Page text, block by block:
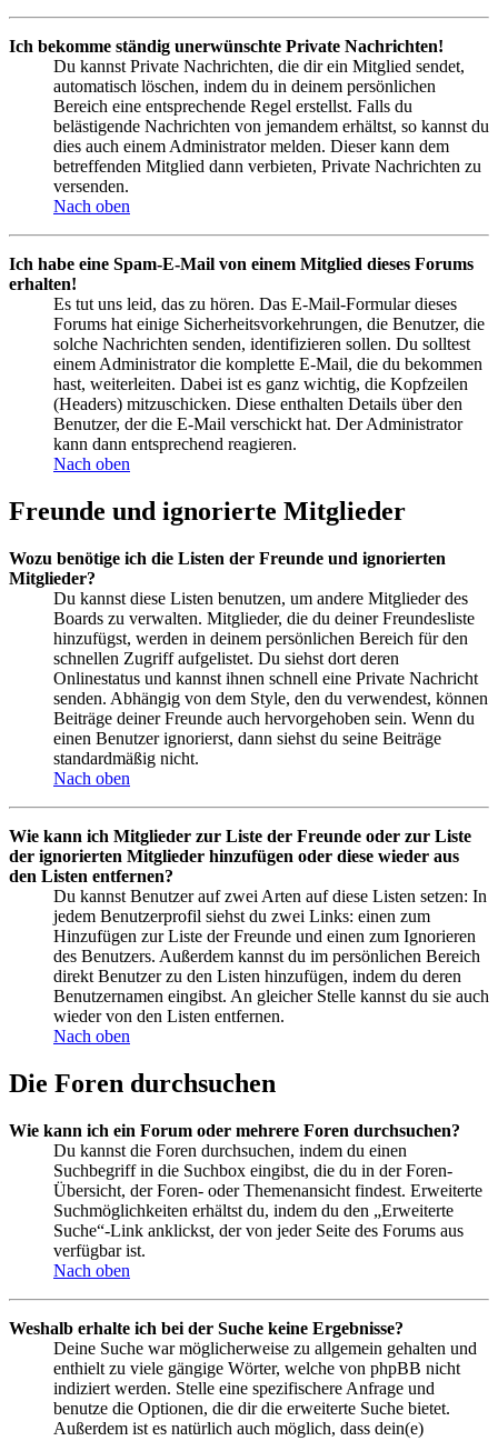
Ich bekomme ständig unerwünschte Private Nachrichten!
Du kannst Private Nachrichten, die dir ein Mitglied sendet,
automatisch löschen, indem du in deinem persönlichen
Bereich eine entsprechende Regel erstellst. Falls du
belästigende Nachrichten von jemandem erhältst, so kannst du
dies auch einem Administrator melden. Dieser kann dem
betreffenden Mitglied dann verbieten, Private Nachrichten zu
versenden.
Nach oben
Ich habe eine Spam-E-Mail von einem Mitglied dieses Forums
erhalten!
Es tut uns leid, das zu hören. Das E-Mail-Formular dieses
Forums hat einige Sicherheitsvorkehrungen, die Benutzer, die
solche Nachrichten senden, identifizieren sollen. Du solltest
einem Administrator die komplette E-Mail, die du bekommen
hast, weiterleiten. Dabei ist es ganz wichtig, die Kopfzeilen
(Headers) mitzuschicken. Diese enthalten Details über den
Benutzer, der die E-Mail verschickt hat. Der Administrator
kann dann entsprechend reagieren.
Nach oben
Freunde und ignorierte Mitglieder
Wozu benötige ich die Listen der Freunde und ignorierten
Mitglieder?
Du kannst diese Listen benutzen, um andere Mitglieder des
Boards zu verwalten. Mitglieder, die du deiner Freundesliste
hinzufügst, werden in deinem persönlichen Bereich für den
schnellen Zugriff aufgelistet. Du siehst dort deren
Onlinestatus und kannst ihnen schnell eine Private Nachricht
senden. Abhängig von dem Style, den du verwendest, können
Beiträge deiner Freunde auch hervorgehoben sein. Wenn du
einen Benutzer ignorierst, dann siehst du seine Beiträge
standardmäßig nicht.
Nach oben
Wie kann ich Mitglieder zur Liste der Freunde oder zur Liste
der ignorierten Mitglieder hinzufügen oder diese wieder aus
den Listen entfernen?
Du kannst Benutzer auf zwei Arten auf diese Listen setzen: In
jedem Benutzerprofil siehst du zwei Links: einen zum
Hinzufügen zur Liste der Freunde und einen zum Ignorieren
des Benutzers. Außerdem kannst du im persönlichen Bereich
direkt Benutzer zu den Listen hinzufügen, indem du deren
Benutzernamen eingibst. An gleicher Stelle kannst du sie auch
wieder von den Listen entfernen.
Nach oben
Die Foren durchsuchen
Wie kann ich ein Forum oder mehrere Foren durchsuchen?
Du kannst die Foren durchsuchen, indem du einen
Suchbegriff in die Suchbox eingibst, die du in der Foren-
Übersicht, der Foren- oder Themenansicht findest. Erweiterte
Suchmöglichkeiten erhältst du, indem du den „Erweiterte
Suche“-Link anklickst, der von jeder Seite des Forums aus
verfügbar ist.
Nach oben
Weshalb erhalte ich bei der Suche keine Ergebnisse?
Deine Suche war möglicherweise zu allgemein gehalten und
enthielt zu viele gängige Wörter, welche von phpBB nicht
indiziert werden. Stelle eine spezifischere Anfrage und
benutze die Optionen, die dir die erweiterte Suche bietet.
Außerdem ist es natürlich auch möglich, dass dein(e)